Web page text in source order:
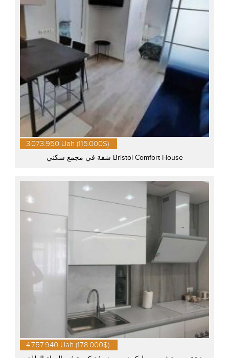
3.073.950 Uah (115.000$)
شقة في مجمع سكني Bristol Comfort House
4.757.940 Uah (178.000$)